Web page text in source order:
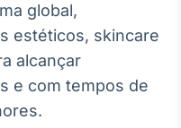
para
e telas
global,
estéticos, skincare
alcançar
e com tempos de